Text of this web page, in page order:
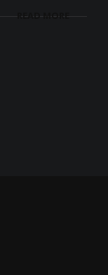
READ MORE